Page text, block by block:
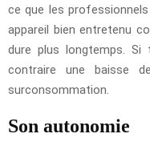
ce que les
appareil bien entretenu
dure plus longtemps. Si
contraire une baisse
surconsommation.
Son autonomie